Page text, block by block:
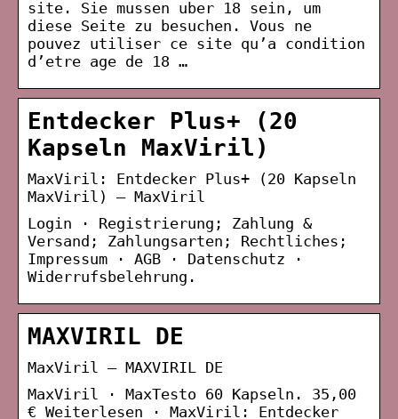
site. Sie mussen uber 18 sein, um
diese Seite zu besuchen. Vous ne
pouvez utiliser ce site qu’a condition
d’etre age de 18 …
Entdecker Plus+ (20
Kapseln MaxViril)
MaxViril: Entdecker Plus+ (20 Kapseln
MaxViril) – MaxViril
Login · Registrierung; Zahlung &
Versand; Zahlungsarten; Rechtliches;
Impressum · AGB · Datenschutz ·
Widerrufsbelehrung.
MAXVIRIL DE
MaxViril – MAXVIRIL DE
MaxViril · MaxTesto 60 Kapseln. 35,00
€ Weiterlesen · MaxViril: Entdecker